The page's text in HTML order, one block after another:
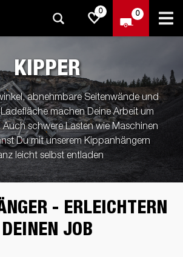
0 0
KIPPER
abnehmbare Seitenwände und
machen Deine Arbeit um
Auch schwere Lasten wie Maschinen
Du mit unserem Kippanhängern
leicht selbst entladen
- ERLEICHTERN
DEINEN JOB